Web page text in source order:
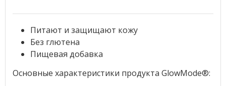
Питают и защищают кожу
Без глютена
Пищевая добавка
Основные характеристики продукта GlowMode®: